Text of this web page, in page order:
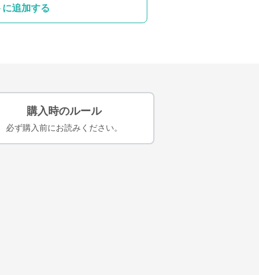
に追加する
購入時のルール
必ず購入前にお読みください。